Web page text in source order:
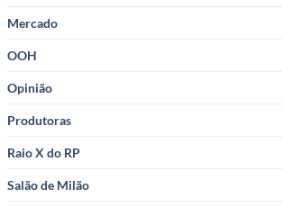
Mercado
OOH
Opinião
Produtoras
Raio X do RP
Salão de Milão